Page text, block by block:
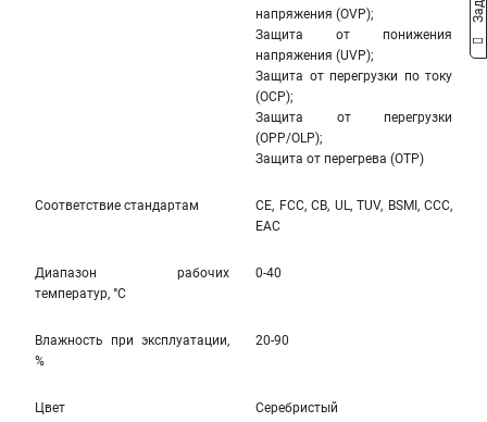
напряжения (OVP);
Защита от понижения
напряжения (UVP);
Защита от перегрузки по току
(OCP);
Защита от перегрузки
(OPP/OLP);
Защита от перегрева (OTP)
Соответствие стандартам
CE, FCC, CB, UL, TUV, BSMI, CCC,
EAC
Диапазон рабочих
температур, °С
0-40
Влажность при эксплуатации,
%
20-90
Цвет Серебристый